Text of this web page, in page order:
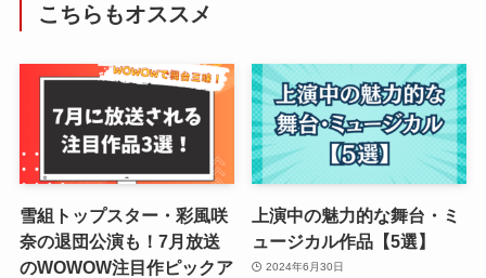
こちらもオススメ
雪組トップスター・彩風咲
奈の退団公演も！7月放送
のWOWOW注目作ピックア
上演中の魅力的な舞台・ミ
ュージカル作品【5選】
2024年6月30日